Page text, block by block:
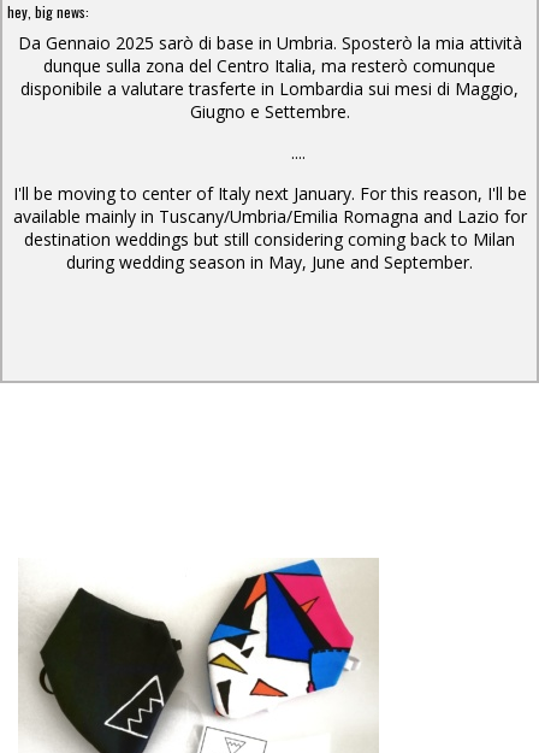
hey, big news:
Da Gennaio 2025 sarò di base in Umbria. Sposterò la mia attività
dunque sulla zona del Centro Italia, ma resterò comunque
disponibile a valutare trasferte in Lombardia sui mesi di Maggio,
Giugno e Settembre.
....
I'll be moving to center of Italy next January. For this reason, I'll be
available mainly in Tuscany/Umbria/Emilia Romagna and Lazio for
destination weddings but still considering coming back to Milan
during wedding season in May, June and September.